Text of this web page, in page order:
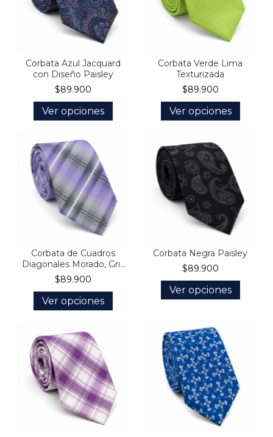
Corbata Azul Jacquard
con Diseño Paisley
$89.900
Ver opciones
Corbata Verde Lima
Texturizada
$89.900
Ver opciones
Corbata de Cuadros
Diagonales Morado, Gris
y Blanco
$89.900
Ver opciones
Corbata Negra Paisley
$89.900
Ver opciones